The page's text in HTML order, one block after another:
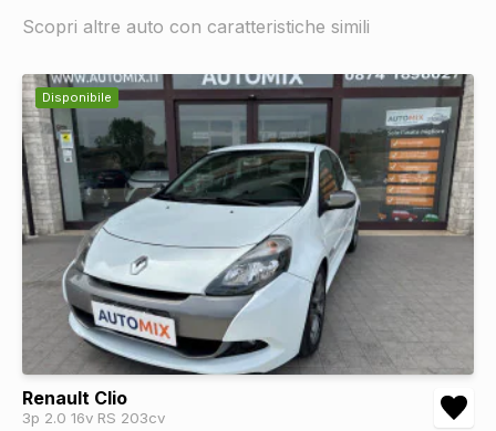
Scopri altre auto con caratteristiche simili
Disponibile
Renault Clio
3p 2.0 16v RS 203cv